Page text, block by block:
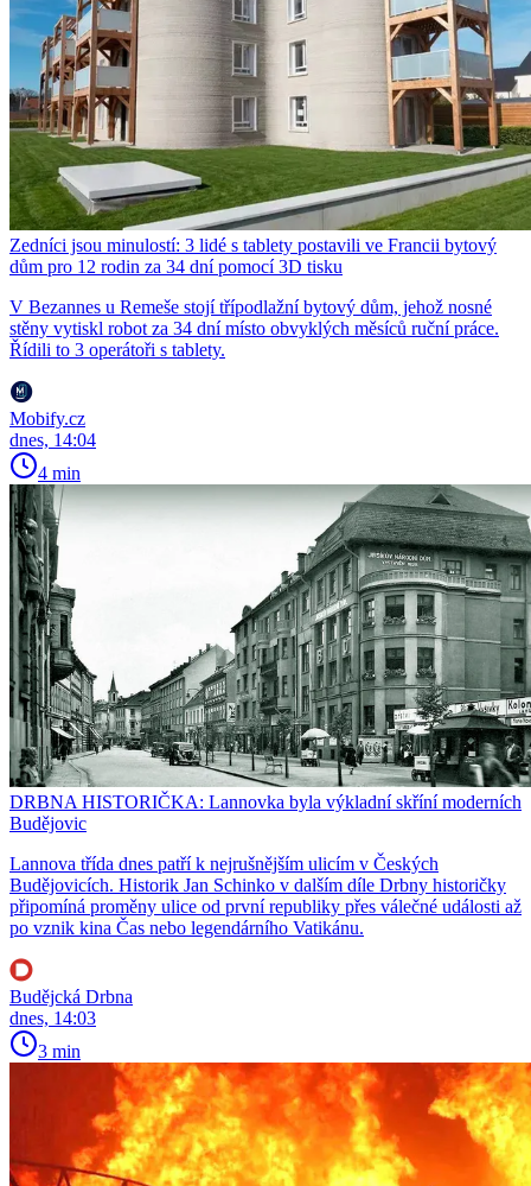
Zedníci jsou minulostí: 3 lidé s tablety postavili ve Francii bytový
dům pro 12 rodin za 34 dní pomocí 3D tisku
V Bezannes u Remeše stojí třípodlažní bytový dům, jehož nosné
stěny vytiskl robot za 34 dní místo obvyklých měsíců ruční práce.
Řídili to 3 operátoři s tablety.
Mobify.cz
dnes, 14:04
4 min
DRBNA HISTORIČKA: Lannovka byla výkladní skříní moderních
Budějovic
Lannova třída dnes patří k nejrušnějším ulicím v Českých
Budějovicích. Historik Jan Schinko v dalším díle Drbny historičky
připomíná proměny ulice od první republiky přes válečné události až
po vznik kina Čas nebo legendárního Vatikánu.
Budějcká Drbna
dnes, 14:03
3 min